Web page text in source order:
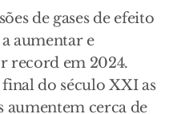
de gases de efeito
aumentar e
record em 2024.
do século XXI as
aumentem cerca de